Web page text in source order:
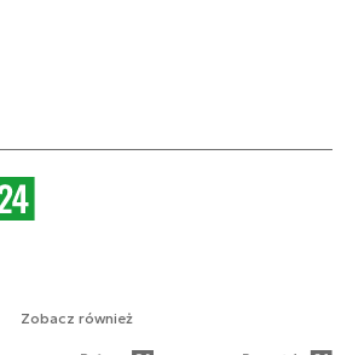
Zobacz również